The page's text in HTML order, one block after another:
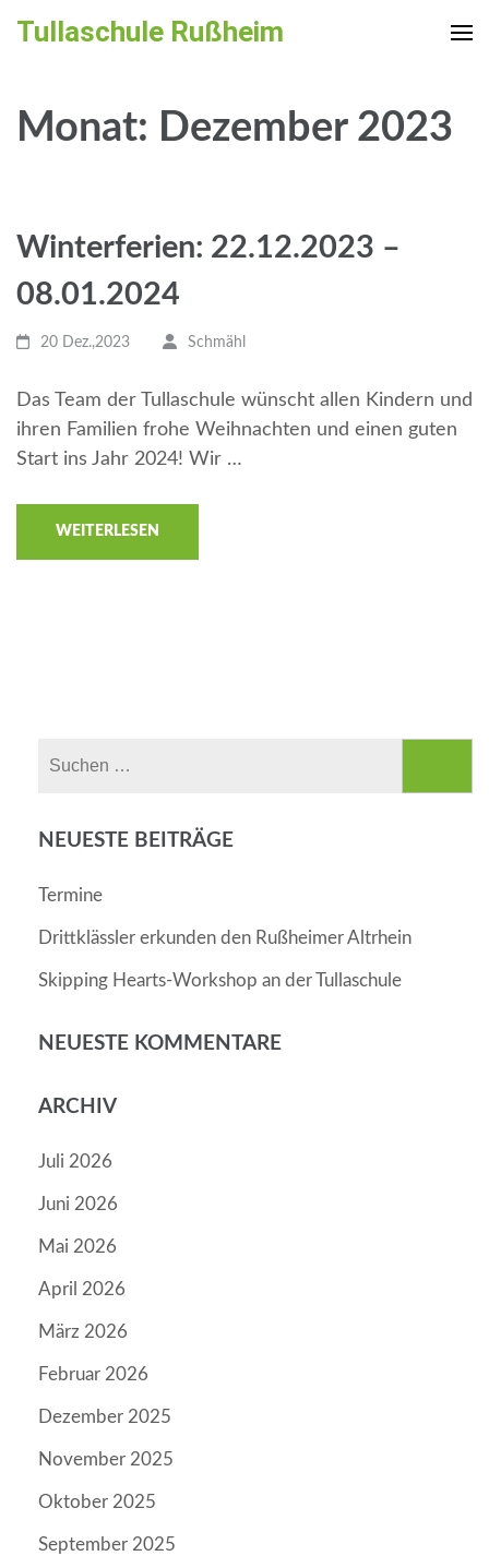
Inhalt
drücken)
Tullaschule Rußheim
Monat: Dezember 2023
Winterferien: 22.12.2023 –
08.01.2024
20 Dez.,2023 Schmähl
Das Team der Tullaschule wünscht allen Kindern und
ihren Familien frohe Weihnachten und einen guten
Start ins Jahr 2024! Wir …
WEITERLESEN
NEUESTE BEITRÄGE
Termine
Drittklässler erkunden den Rußheimer Altrhein
Skipping Hearts-Workshop an der Tullaschule
NEUESTE KOMMENTARE
ARCHIV
Juli 2026
Juni 2026
Mai 2026
April 2026
März 2026
Februar 2026
Dezember 2025
November 2025
Oktober 2025
September 2025